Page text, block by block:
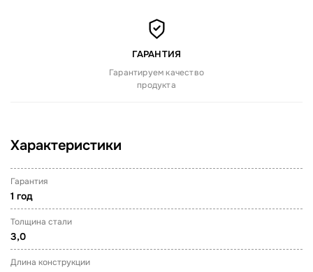
ГАРАНТИЯ
Гарантируем качество
продукта
Характеристики
Гарантия
1 год
Толщина стали
3,0
Длина конструкции